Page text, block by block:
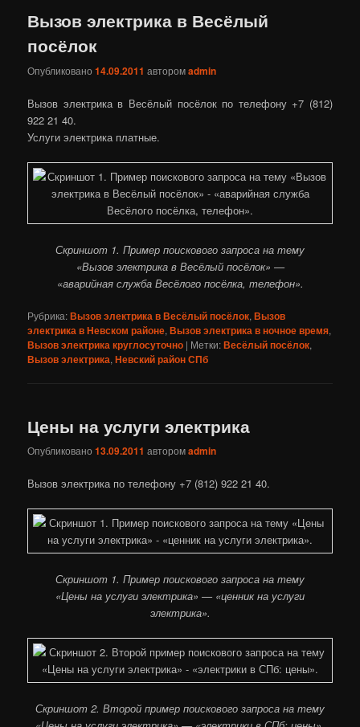
Вызов электрика в Весёлый
посёлок
Опубликовано14.09.2011 авторомadmin
Вызов электрика в Весёлый посёлок по телефону +7 (812)
922 21 40.
Услуги электрика платные.
Скриншот 1. Пример поискового запроса на тему
«Вызов электрика в Весёлый посёлок» —
«аварийная служба Весёлого посёлка, телефон».
Рубрика:Вызов электрика в Весёлый посёлок,Вызов
электрика в Невском районе,Вызов электрика в ночное время,
Вызов электрика круглосуточно | Метки:Весёлый посёлок,
Вызов электрика,Невский район СПб
Цены на услуги электрика
Опубликовано13.09.2011 авторомadmin
Вызов электрика по телефону +7 (812) 922 21 40.
Скриншот 1. Пример поискового запроса на тему
«Цены на услуги электрика» — «ценник на услуги
электрика».
Скриншот 2. Второй пример поискового запроса на тему